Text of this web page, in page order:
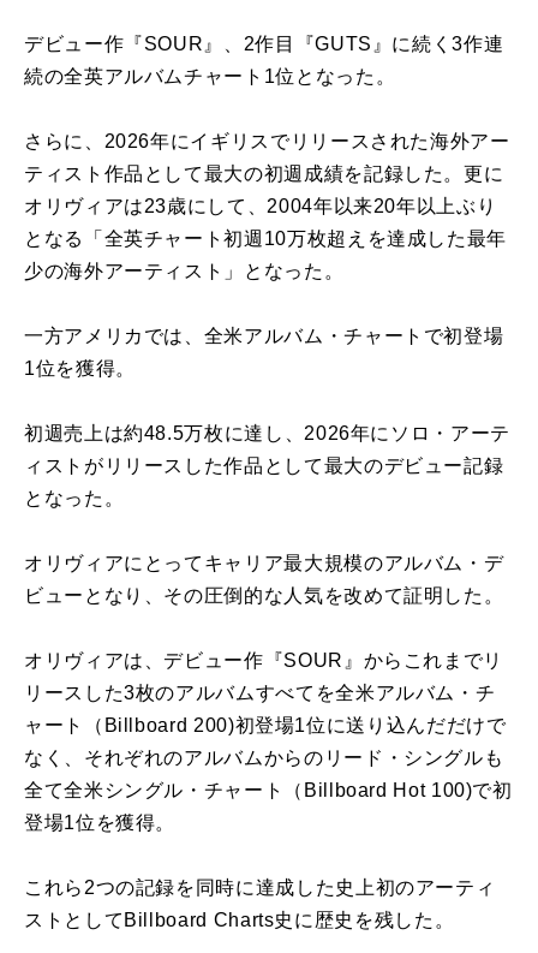
デビュー作『SOUR』、2作目『GUTS』に続く3作連
続の全英アルバムチャート1位となった。
さらに、2026年にイギリスでリリースされた海外アー
ティスト作品として最大の初週成績を記録した。更に
オリヴィアは23歳にして、2004年以来20年以上ぶり
となる「全英チャート初週10万枚超えを達成した最年
少の海外アーティスト」となった。
一方アメリカでは、全米アルバム・チャートで初登場
1位を獲得。
初週売上は約48.5万枚に達し、2026年にソロ・アーテ
ィストがリリースした作品として最大のデビュー記録
となった。
オリヴィアにとってキャリア最大規模のアルバム・デ
ビューとなり、その圧倒的な人気を改めて証明した。
オリヴィアは、デビュー作『SOUR』からこれまでリ
リースした3枚のアルバムすべてを全米アルバム・チ
ャート（Billboard 200)初登場1位に送り込んだだけで
なく、それぞれのアルバムからのリード・シングルも
全て全米シングル・チャート（Billboard Hot 100)で初
登場1位を獲得。
これら2つの記録を同時に達成した史上初のアーティ
ストとしてBillboard Charts史に歴史を残した。